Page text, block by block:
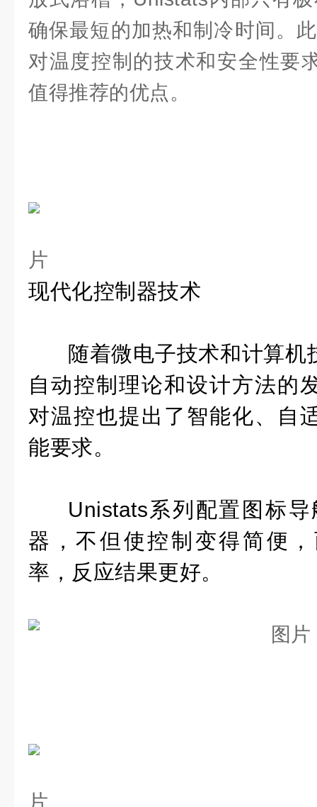
确保最短的加热和制冷时间。
对温度控制的技术和安全性要
值得推荐的优点。
现代化控制器技术
随着微电子技术和计算机
自动控制理论和设计方法的
对温控也提出了智能化、自
能要求。
Unistats系列配置图标
器，不但使控制变得简便
率，反应结果更好。